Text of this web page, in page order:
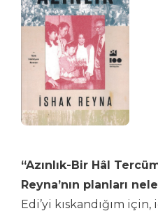
“Azınlık-Bir Hâl
Reyna’nın planları
Edi’yi kıskandığım